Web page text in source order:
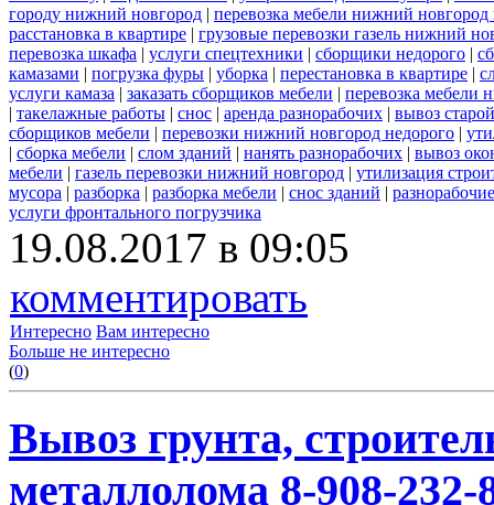
городу нижний новгород | перевозка мебели нижний новгород
расстановка в квартире | грузовые перевозки газель нижний
перевозка шкафа | услуги спецтехники | сборщики недорого |
камазами | погрузка фуры | уборка | перестановка в квартире |
услуги камаза | заказать сборщиков мебели | перевозка мебели
| такелажные работы | снос | аренда разнорабочих | вывоз
сборщиков мебели | перевозки нижний новгород недорого |
| сборка мебели | слом зданий | нанять разнорабочих | вывоз
мебели | газель перевозки нижний новгород | утилизация
мусора | разборка | разборка мебели | снос зданий |
услуги фронтального погрузчика
19.08.2017 в 09:05
комментировать
Интересно Вам интересно
Больше не интересно
(0)
Вывоз грунта,
металлолома 8-908-232-